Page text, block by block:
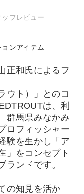
ッフレビュー
ンアイテム
正和氏によるフ
ウト）」とのコ
は、利
群馬県みなかみ
ロフィッシャー
験を生かし「ア
」をコンセプト
ランドです。
の知見を活か